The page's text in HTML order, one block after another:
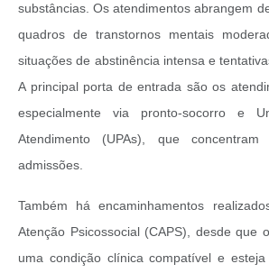
substâncias. Os atendimentos abrangem
quadros de transtornos mentais
situações de abstinência intensa e
A principal porta de entrada são os
especialmente via pronto-socorro e
Atendimento (UPAs), que
admissões.
Também há encaminhamentos
Atenção Psicossocial (CAPS), desde que
uma condição clínica compatível e